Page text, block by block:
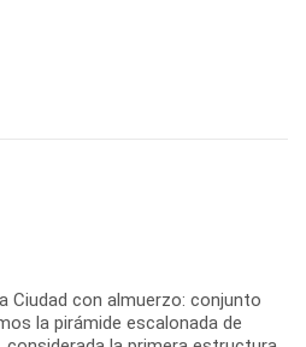
Ciudad con almuerzo: conjunto
la pirámide escalonada de